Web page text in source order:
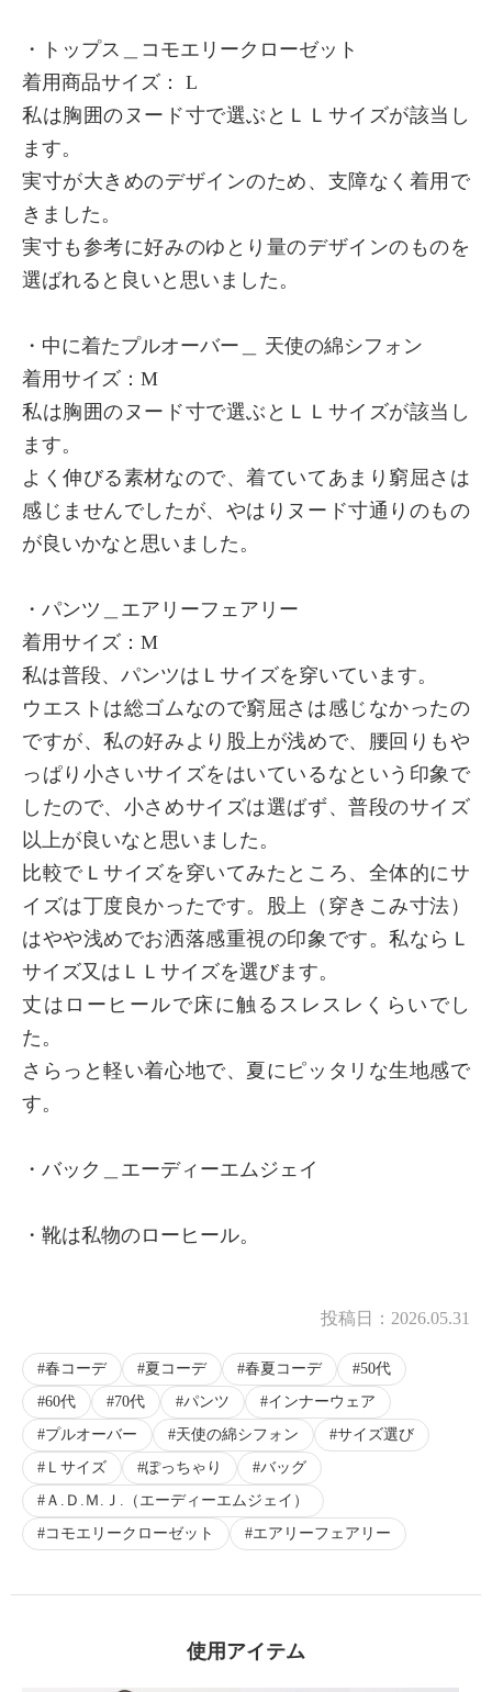
・トップス＿コモエリークローゼット
着用商品サイズ： L
私は胸囲のヌード寸で選ぶとＬＬサイズが該当し
ます。
実寸が大きめのデザインのため、支障なく着用で
きました。
実寸も参考に好みのゆとり量のデザインのものを
選ばれると良いと思いました。
・中に着たプルオーバー＿ 天使の綿シフォン
着用サイズ：М
私は胸囲のヌード寸で選ぶとＬＬサイズが該当し
ます。
よく伸びる素材なので、着ていてあまり窮屈さは
感じませんでしたが、やはりヌード寸通りのもの
が良いかなと思いました。
・パンツ＿エアリーフェアリー
着用サイズ：М
私は普段、パンツはＬサイズを穿いています。
ウエストは総ゴムなので窮屈さは感じなかったの
ですが、私の好みより股上が浅めで、腰回りもや
っぱり小さいサイズをはいているなという印象で
したので、小さめサイズは選ばず、普段のサイズ
以上が良いなと思いました。
比較でＬサイズを穿いてみたところ、全体的にサ
イズは丁度良かったです。股上（穿きこみ寸法）
はやや浅めでお洒落感重視の印象です。私ならＬ
サイズ又はＬＬサイズを選びます。
丈はローヒールで床に触るスレスレくらいでし
た。
さらっと軽い着心地で、夏にピッタリな生地感で
す。
・バック＿エーディーエムジェイ
・靴は私物のローヒール。
投稿日： 2026.05.31
春コーデ 夏コーデ 春夏コーデ
50代
60代
70代 パンツ
インナーウェア
プルオーバー
天使の綿シフォン
サイズ選び
Ｌサイズ
ぽっちゃり
バッグ
Ａ.Ｄ.Ｍ.Ｊ.（エーディーエムジェイ）
コモエリークローゼット
エアリーフェアリー
使用アイテム